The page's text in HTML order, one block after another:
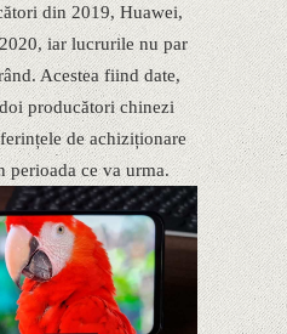
din 2019, Huawei,
iar lucrurile nu par
Acestea fiind date,
producători chinezi
de achiziționare
ce va urma.